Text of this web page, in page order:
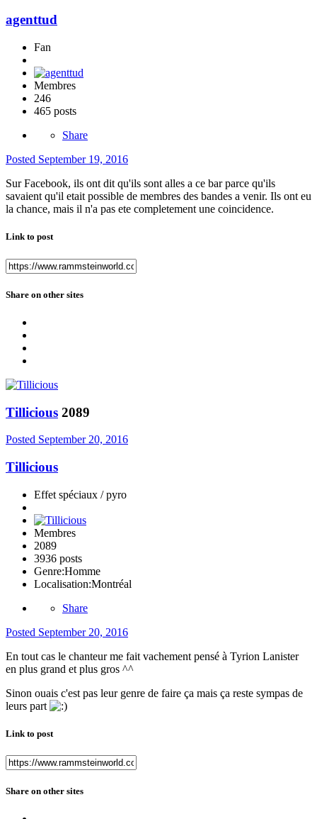
agenttud
Fan
Membres
246
465 posts
Share
Posted September 19, 2016
Sur Facebook, ils ont dit qu'ils sont alles a ce bar parce qu'ils
savaient qu'il etait possible de membres des bandes a venir. Ils ont eu
la chance, mais il n'a pas ete completement une coincidence.
Link to post
Share on other sites
Tillicious 2089
Posted September 20, 2016
Tillicious
Effet spéciaux / pyro
Membres
2089
3936 posts
Genre:Homme
Localisation:Montréal
Share
Posted September 20, 2016
En tout cas le chanteur me fait vachement pensé à Tyrion Lanister
en plus grand et plus gros ^^
Sinon ouais c'est pas leur genre de faire ça mais ça reste sympas de
leurs part
Link to post
Share on other sites